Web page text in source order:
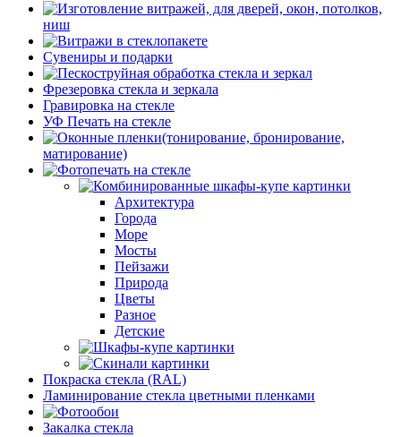
Изготовление витражей, для дверей, окон, потолков,
ниш
Кухонные витражи
Заливной витраж
Потолочный витраж
Витражи в стеклопакете
Примеры работ Витраж в стеклопакете
Сувениры и подарки
Пескоструйная обработка стекла и зеркал
Пескоструйная обработка стекла и зеркал (каталог)
Фрезеровка стекла и зеркала
Гравировка на стекле
УФ Печать на стекле
Оконные пленки(тонирование, бронирование,
матирование)
Ударопрочные пленки
Зеркальные пленки
Тонирование
Матовые и декоративные пленки
Фотопечать на стекле
Комбинированные шкафы-купе картинки
Архитектура
Города
Море
Мосты
Пейзажи
Природа
Цветы
Разное
Детские
Шкафы-купе картинки
Абстракция
Архитектура
Водопады
Города
Детские
Скинали картинки
Города
Еда
Море
Мосты
Покраска стекла (RAL)
Ламинирование стекла цветными пленками
Фотообои
Фотообои на дверь
Закалка стекла